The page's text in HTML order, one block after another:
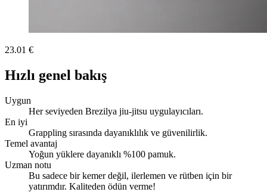
23.01 €
Hızlı genel bakış
Uygun
Her seviyeden Brezilya jiu-jitsu uygulayıcıları.
En iyi
Grappling sırasında dayanıklılık ve güvenilirlik.
Temel avantaj
Yoğun yüklere dayanıklı %100 pamuk.
Uzman notu
Bu sadece bir kemer değil, ilerlemen ve rütben için bir
yatırımdır. Kaliteden ödün verme!